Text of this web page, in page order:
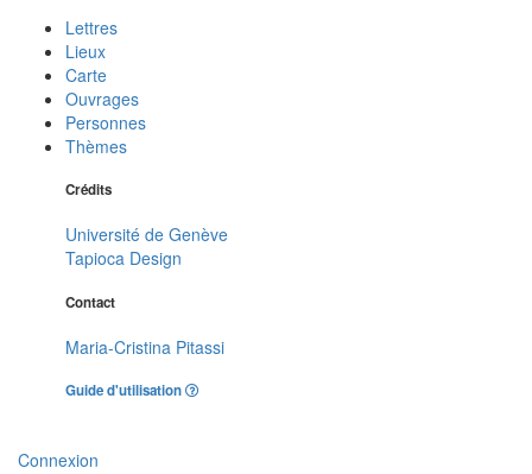
Lettres
Lieux
Carte
Ouvrages
Personnes
Thèmes
Crédits
Université de Genève
Tapioca Design
Contact
Maria-Cristina Pitassi
Guide d'utilisation
Connexion